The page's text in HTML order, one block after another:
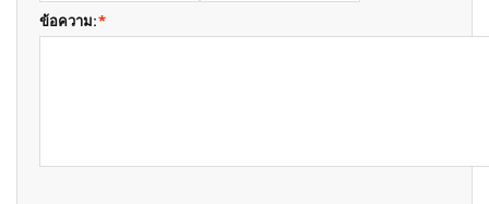
*
ข้อความ: